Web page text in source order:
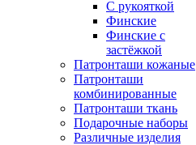
С рукояткой
Финские
Финские с
застёжкой
Патронташи кожаные
Патронташи
комбинированные
Патронташи ткань
Подарочные наборы
Различные изделия